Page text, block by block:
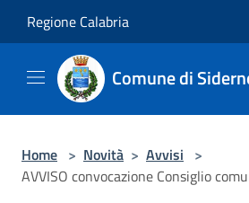
Regione Calabria
Comune di
Home > Novità > Avvisi >
AVVISO convocazione Consiglio